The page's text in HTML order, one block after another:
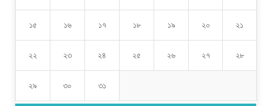
১৫ ১৬ ১৭ ১৮ ১৯ ২০ ২১
২২ ২৩ ২৪ ২৫ ২৬ ২৭ ২৮
২৯ ৩০ ৩১